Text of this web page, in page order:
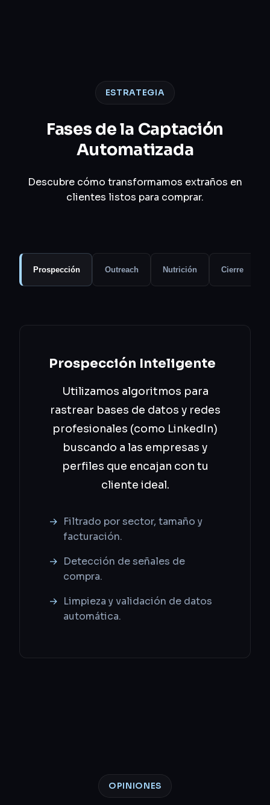
ESTRATEGIA
Fases de la Captación
Automatizada
Descubre cómo transformamos extraños en
clientes listos para comprar.
Prospección Outreach Nutrición Cierre
Prospección Inteligente
Utilizamos algoritmos para
rastrear bases de datos y redes
profesionales (como LinkedIn)
buscando a las empresas y
perfiles que encajan con tu
cliente ideal.
Filtrado por sector, tamaño y
facturación.
Detección de señales de
compra.
Limpieza y validación de datos
automática.
OPINIONES